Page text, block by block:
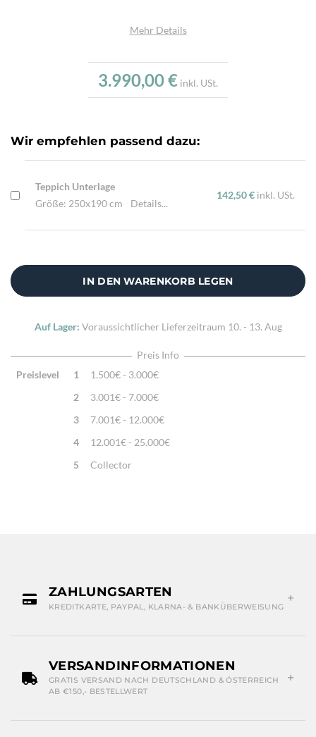
Schafwolle
Neu
Verarbeitung:
Sehr fein per Hand geknüpft
Highlights:
Natürliche Schafwolle, Von Hand geknüpft,
Mehr Details
3.990,00 € inkl. USt.
Wir empfehlen passend dazu:
Teppich Unterlage
Größe: 250x190 cm
Details...
142,50 € inkl. USt.
IN DEN WARENKORB LEGEN
Auf Lager: Voraussichtlicher Lieferzeitraum 10. - 13. Aug
Preis Info
Preislevel
1
1.500€ - 3.000€
2
3.001€ - 7.000€
3
7.001€ - 12.000€
4
12.001€ - 25.000€
5
Collector
ZAHLUNGSARTEN
KREDITKARTE, PAYPAL, KLARNA- & BANKÜBERWEISUNG
VERSANDINFORMATIONEN
GRATIS VERSAND NACH DEUTSCHLAND & ÖSTERREICH
AB €150,- BESTELLWERT